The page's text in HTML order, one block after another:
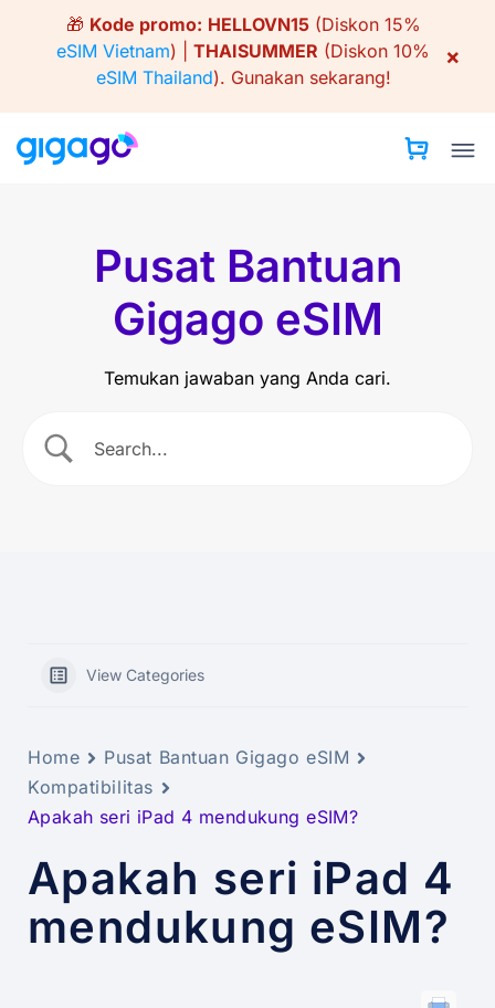
🎁 Kode promo: HELLOVN15(Diskon 15%
eSIM Vietnam) | THAISUMMER (Diskon 10%
eSIM Thailand). Gunakan sekarang!
×
Pusat Bantuan
Gigago eSIM
Temukan jawaban yang Anda cari.
View Categories
Home
Pusat Bantuan Gigago eSIM
Kompatibilitas
Apakah seri iPad 4 mendukung eSIM?
Apakah seri iPad 4
mendukung eSIM?